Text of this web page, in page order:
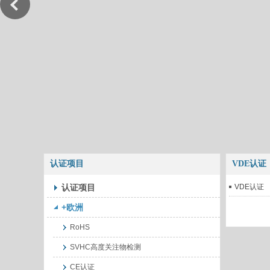
认证项目
认证项目
+欧洲
RoHS
SVHC高度关注物检测
CE认证
VDE认证
VDE认证